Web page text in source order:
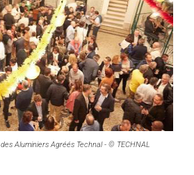
Aluminiers Agréés Technal - © TECHNAL